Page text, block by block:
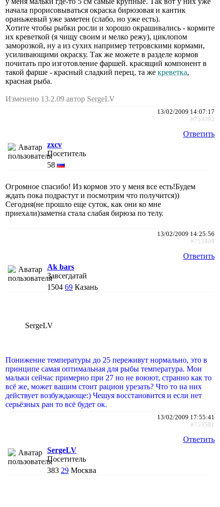
начала прорисовываться окраска бирюзовая и кантик
ораньжевый уже заметен (слабо, но уже есть).
Хотите чтобы рыбки росли и хорошо окрашивались - кормите
их креветкой (я чищу своим и мелко режу), циклопом
заморозкой, ну а из сухих например тетровскими кормами,
усиливающими окраску. Так же можете в разделе кормов
почитать про изготовление фаршей. красящий компонент в
такой фарше - красный сладкий перец, та же креветка,
красная рыба.
Изменено 13.2.09 автор SergeLV
13/02/2009 14:07:17
#753392
Ответить
zxcv
Посетитель
58
Огромное спасибо! Из кормов это у меня все есть!Будем
ждать пока подрастут и посмотрим что получится))
Сегодня(не прошло еще суток, как они ко мне
приехали)заметна стала слабая бирюза по телу.
13/02/2009 14:25:56
#753409
Ответить
Ak bars
Завсегдатай
1504 69 Казань
SergeLV
Понижение температуры до 25 переживут нормально, это в
принципе самая оптимальная для рыбы температура. Мои
мальки сейчас примерно при 27 но не воюют, странно как то
всё же, может вашим стоит рацион урезать? Что то на них
действует возбуждающе:) Чешуя восстановится и если нет
серьёзных ран то всё будет ок.
13/02/2009 17:55:41
#753581
Ответить
SergeLV
Посетитель
383 29 Москва